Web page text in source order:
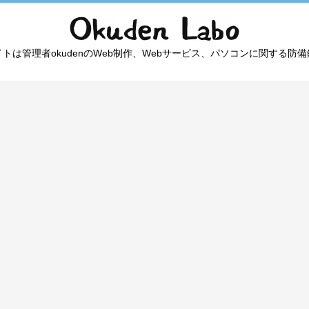
は管理者okudenのWeb制作、Webサービス、パソコンに関する防備